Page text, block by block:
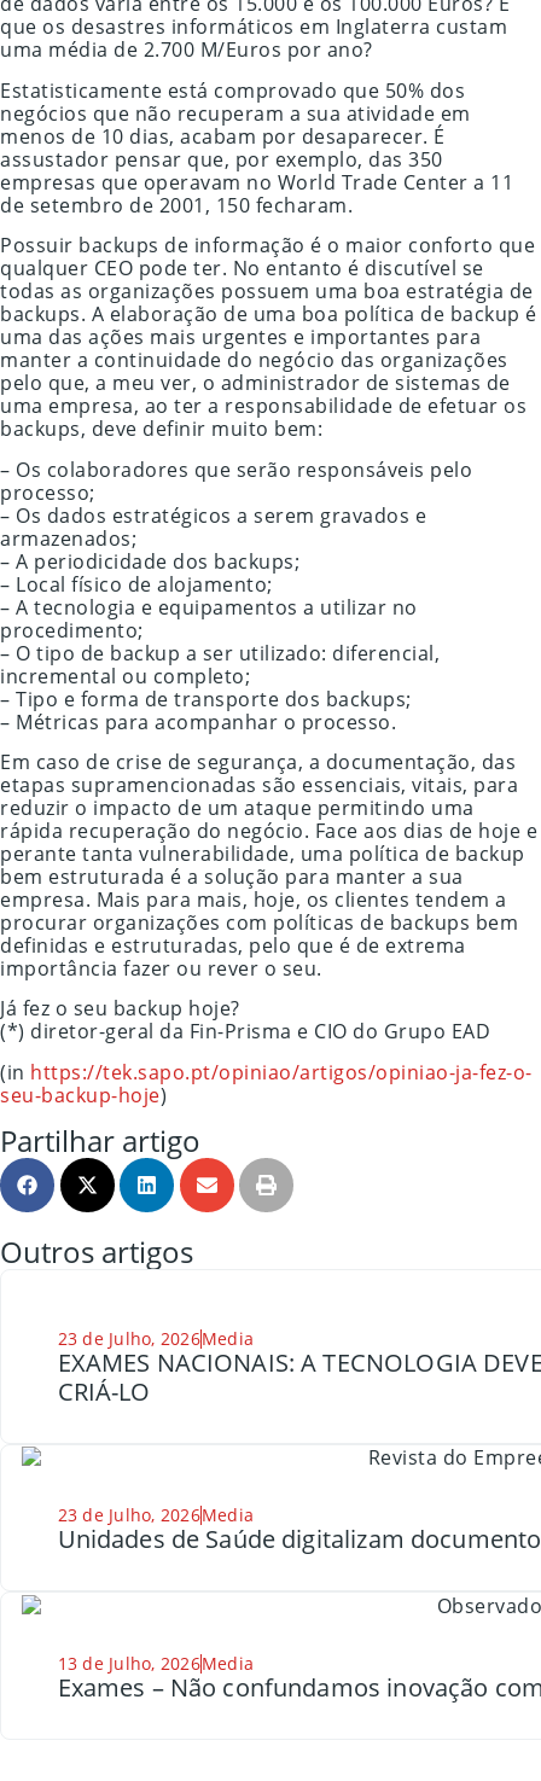
que os desastres informáticos em Inglaterra custam
uma média de 2.700 M/Euros por ano?
Estatisticamente está comprovado que 50% dos
negócios que não recuperam a sua atividade em
menos de 10 dias, acabam por desaparecer. É
assustador pensar que, por exemplo, das 350
empresas que operavam no World Trade Center a 11
de setembro de 2001, 150 fecharam.
Possuir backups de informação é o maior conforto que
qualquer CEO pode ter. No entanto é discutível se
todas as organizações possuem uma boa estratégia de
backups. A elaboração de uma boa política de backup é
uma das ações mais urgentes e importantes para
manter a continuidade do negócio das organizações
pelo que, a meu ver, o administrador de sistemas de
uma empresa, ao ter a responsabilidade de efetuar os
backups, deve definir muito bem:
– Os colaboradores que serão responsáveis pelo
processo;
– Os dados estratégicos a serem gravados e
armazenados;
– A periodicidade dos backups;
– Local físico de alojamento;
– A tecnologia e equipamentos a utilizar no
procedimento;
– O tipo de backup a ser utilizado: diferencial,
incremental ou completo;
– Tipo e forma de transporte dos backups;
– Métricas para acompanhar o processo.
Em caso de crise de segurança, a documentação, das
etapas supramencionadas são essenciais, vitais, para
reduzir o impacto de um ataque permitindo uma
rápida recuperação do negócio. Face aos dias de hoje e
perante tanta vulnerabilidade, uma política de backup
bem estruturada é a solução para manter a sua
empresa. Mais para mais, hoje, os clientes tendem a
procurar organizações com políticas de backups bem
definidas e estruturadas, pelo que é de extrema
importância fazer ou rever o seu.
Já fez o seu backup hoje?
(*) diretor-geral da Fin-Prisma e CIO do Grupo EAD
(in https://tek.sapo.pt/opiniao/artigos/opiniao-ja-fez-o-
seu-backup-hoje)
Partilhar artigo
Outros artigos
23 de Julho, 2026Media
EXAMES NACIONAIS: A TECNOLOGIA
CRIÁ-LO
23 de Julho, 2026Media
Unidades de Saúde digitalizam
13 de Julho, 2026Media
Exames – Não confundamos inovação